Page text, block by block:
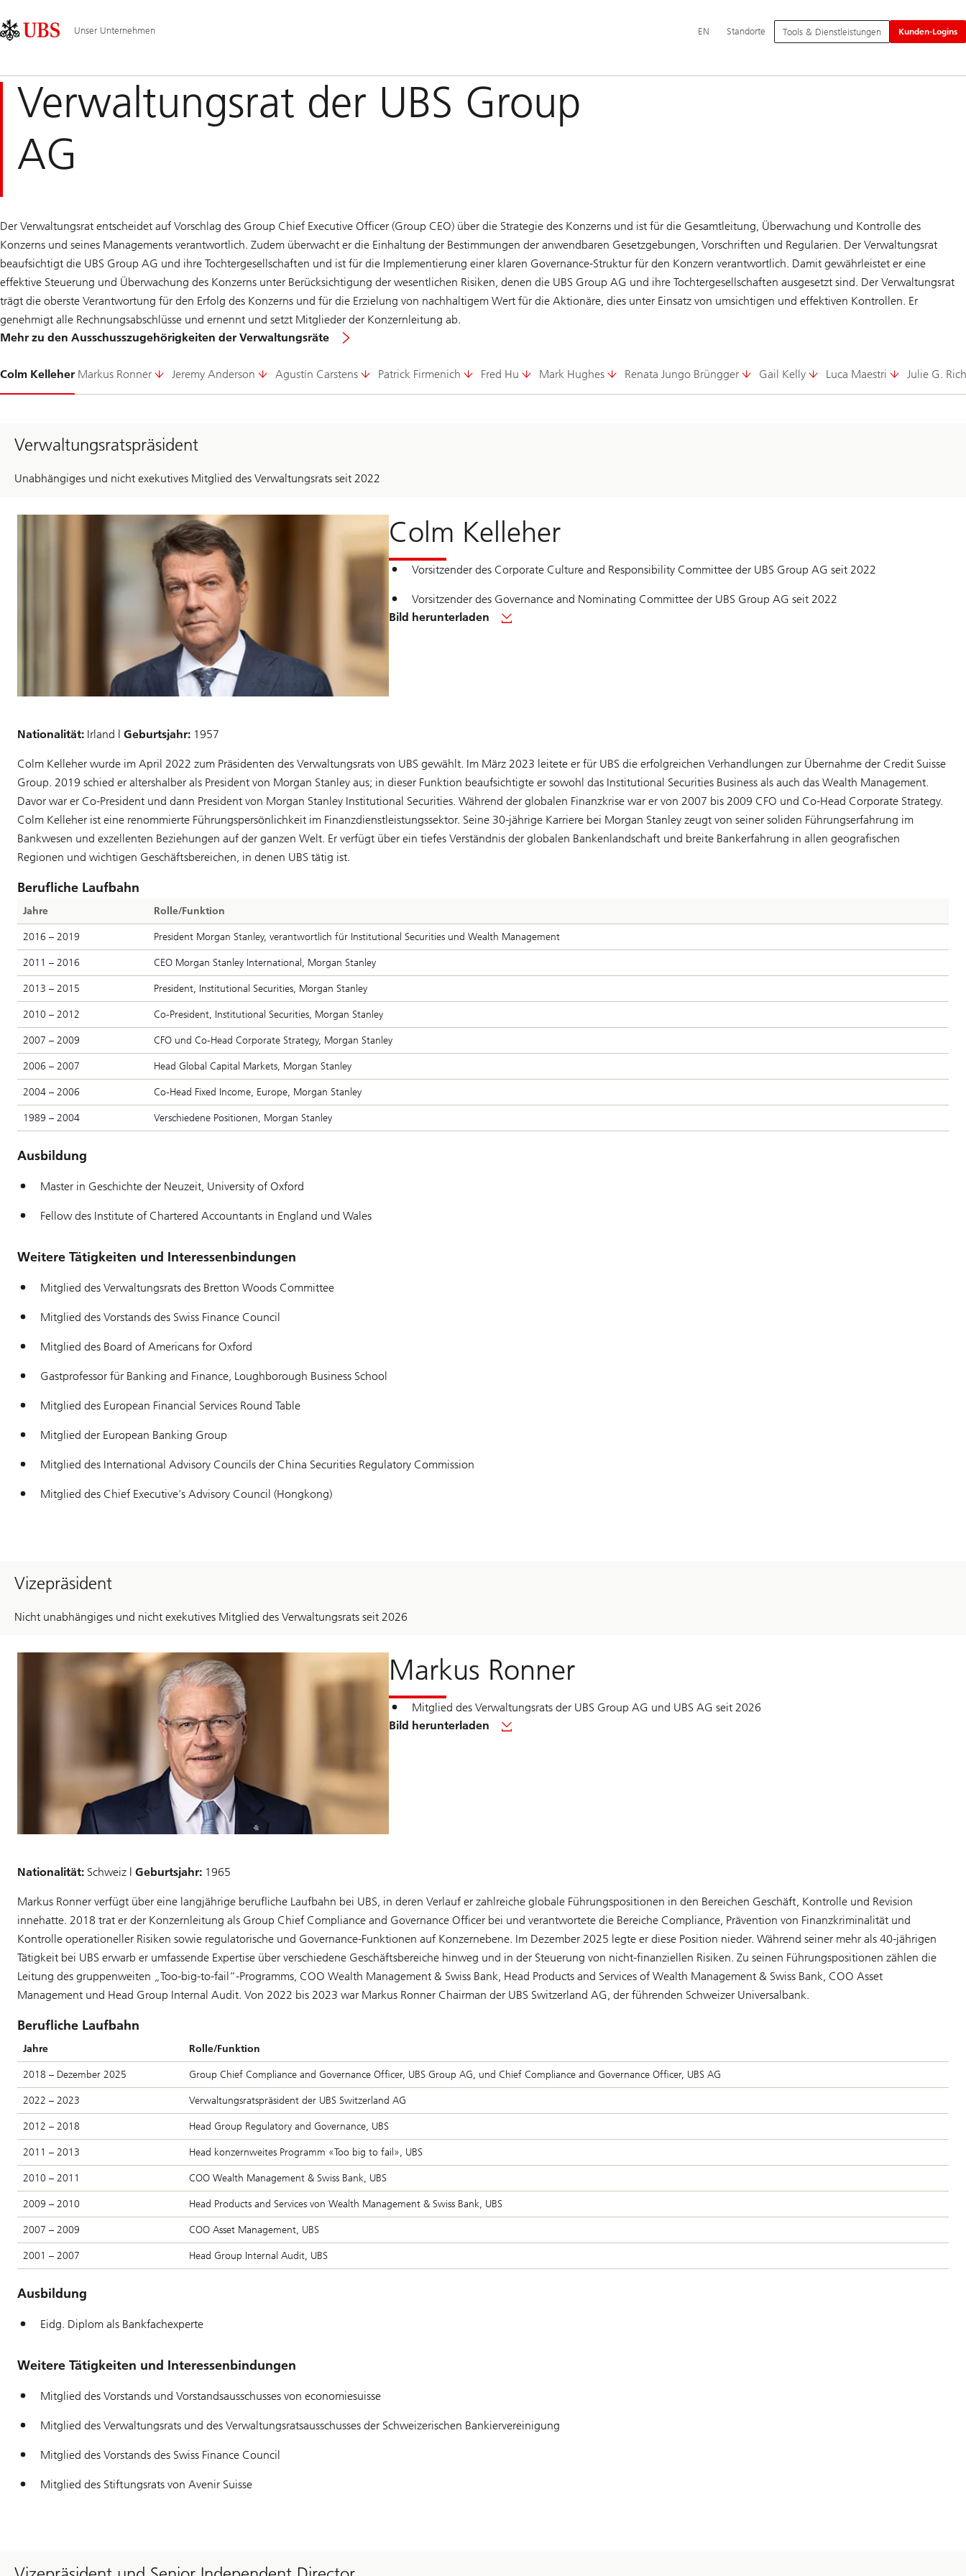
Area
Unser Unternehmen Hauptnavigation
Switch
English
EN Standorte Tools & Dienstleistungen Kunden-Logins
Verwaltungsrat der UBS Group
AG
Der Verwaltungsrat entscheidet auf Vorschlag des Group Chief Executive Officer (Group CEO) über die Strategie des Konzerns und ist für die Gesamtleitung, Überwachung und Kontrolle des
Konzerns und seines Managements verantwortlich. Zudem überwacht er die Einhaltung der Bestimmungen der anwendbaren Gesetzgebungen, Vorschriften und Regularien. Der Verwaltungsrat
beaufsichtigt die UBS Group AG und ihre Tochtergesellschaften und ist für die Implementierung einer klaren Governance-Struktur für den Konzern verantwortlich. Damit gewährleistet er eine
effektive Steuerung und Überwachung des Konzerns unter Berücksichtigung der wesentlichen Risiken, denen die UBS Group AG und ihre Tochtergesellschaften ausgesetzt sind. Der Verwaltungsrat
trägt die oberste Verantwortung für den Erfolg des Konzerns und für die Erzielung von nachhaltigem Wert für die Aktionäre, dies unter Einsatz von umsichtigen und effektiven Kontrollen. Er
genehmigt alle Rechnungsabschlüsse und ernennt und setzt Mitglieder der Konzernleitung ab.
Mehr zu den Ausschusszugehörigkeiten der Verwaltungsräte
Colm Kelleher Markus Ronner Jeremy Anderson Agustín Carstens Patrick Firmenich Fred Hu Mark Hughes Renata Jungo Brüngger Gail Kelly Luca Maestri Julie G.
1-
Verwaltungsratspräsident
Unabhängiges und nicht exekutives Mitglied des Verwaltungsrats seit 2022
Colm Kelleher
Vorsitzender des Corporate Culture and Responsibility Committee der UBS Group AG seit 2022
Vorsitzender des Governance and Nominating Committee der UBS Group AG seit 2022
Bild herunterladen
Nationalität: Irland | Geburtsjahr: 1957
Colm Kelleher wurde im April 2022 zum Präsidenten des Verwaltungsrats von UBS gewählt. Im März 2023 leitete er für UBS die erfolgreichen Verhandlungen zur Übernahme der Credit Suisse
Group. 2019 schied er altershalber als President von Morgan Stanley aus; in dieser Funktion beaufsichtigte er sowohl das Institutional Securities Business als auch das Wealth Management.
Davor war er Co-President und dann President von Morgan Stanley Institutional Securities. Während der globalen Finanzkrise war er von 2007 bis 2009 CFO und Co-Head Corporate Strategy.
Colm Kelleher ist eine renommierte Führungspersönlichkeit im Finanzdienstleistungssektor. Seine 30-jährige Karriere bei Morgan Stanley zeugt von seiner soliden Führungserfahrung im
Bankwesen und exzellenten Beziehungen auf der ganzen Welt. Er verfügt über ein tiefes Verständnis der globalen Bankenlandschaft und breite Bankerfahrung in allen geografischen
Regionen und wichtigen Geschäftsbereichen, in denen UBS tätig ist.
Berufliche Laufbahn
Jahre Rolle/Funktion
2016 – 2019 President Morgan Stanley, verantwortlich für Institutional Securities und Wealth Management
2011 – 2016 CEO Morgan Stanley International, Morgan Stanley
2013 – 2015 President, Institutional Securities, Morgan Stanley
2010 – 2012 Co-President, Institutional Securities, Morgan Stanley
2007 – 2009 CFO und Co-Head Corporate Strategy, Morgan Stanley
2006 – 2007 Head Global Capital Markets, Morgan Stanley
2004 – 2006 Co-Head Fixed Income, Europe, Morgan Stanley
1989 – 2004 Verschiedene Positionen, Morgan Stanley
Ausbildung
Master in Geschichte der Neuzeit, University of Oxford
Fellow des Institute of Chartered Accountants in England und Wales
Weitere Tätigkeiten und Interessenbindungen
Mitglied des Verwaltungsrats des Bretton Woods Committee
Mitglied des Vorstands des Swiss Finance Council
Mitglied des Board of Americans for Oxford
Gastprofessor für Banking and Finance, Loughborough Business School
Mitglied des European Financial Services Round Table
Mitglied der European Banking Group
Mitglied des International Advisory Councils der China Securities Regulatory Commission
Mitglied des Chief Executive's Advisory Council (Hongkong)
Vizepräsident
Nicht unabhängiges und nicht exekutives Mitglied des Verwaltungsrats seit 2026
Markus Ronner
Mitglied des Verwaltungsrats der UBS Group AG und UBS AG seit 2026
Bild herunterladen
Nationalität: Schweiz | Geburtsjahr: 1965
Markus Ronner verfügt über eine langjährige berufliche Laufbahn bei UBS, in deren Verlauf er zahlreiche globale Führungspositionen in den Bereichen Geschäft, Kontrolle und Revision
innehatte. 2018 trat er der Konzernleitung als Group Chief Compliance and Governance Officer bei und verantwortete die Bereiche Compliance, Prävention von Finanzkriminalität und
Kontrolle operationeller Risiken sowie regulatorische und Governance-Funktionen auf Konzernebene. Im Dezember 2025 legte er diese Position nieder. Während seiner mehr als 40-jährigen
Tätigkeit bei UBS erwarb er umfassende Expertise über verschiedene Geschäftsbereiche hinweg und in der Steuerung von nicht-finanziellen Risiken. Zu seinen Führungspositionen zählen die
Leitung des gruppenweiten „Too-big-to-fail“-Programms, COO Wealth Management & Swiss Bank, Head Products and Services of Wealth Management & Swiss Bank, COO Asset
Management und Head Group Internal Audit. Von 2022 bis 2023 war Markus Ronner Chairman der UBS Switzerland AG, der führenden Schweizer Universalbank.
Berufliche Laufbahn
Jahre Rolle/Funktion
2018 – Dezember 2025 Group Chief Compliance and Governance Officer, UBS Group AG, und Chief Compliance and Governance Officer, UBS AG
2022 – 2023 Verwaltungsratspräsident der UBS Switzerland AG
2012 – 2018 Head Group Regulatory and Governance, UBS
2011 – 2013 Head konzernweites Programm «Too big to fail», UBS
2010 – 2011 COO Wealth Management & Swiss Bank, UBS
2009 – 2010 Head Products and Services von Wealth Management & Swiss Bank, UBS
2007 – 2009 COO Asset Management, UBS
2001 – 2007 Head Group Internal Audit, UBS
Ausbildung
Eidg. Diplom als Bankfachexperte
Weitere Tätigkeiten und Interessenbindungen
Mitglied des Vorstands und Vorstandsausschusses von economiesuisse
Mitglied des Verwaltungsrats und des Verwaltungsratsausschusses der Schweizerischen Bankiervereinigung
Mitglied des Vorstands des Swiss Finance Council
Mitglied des Stiftungsrats von Avenir Suisse